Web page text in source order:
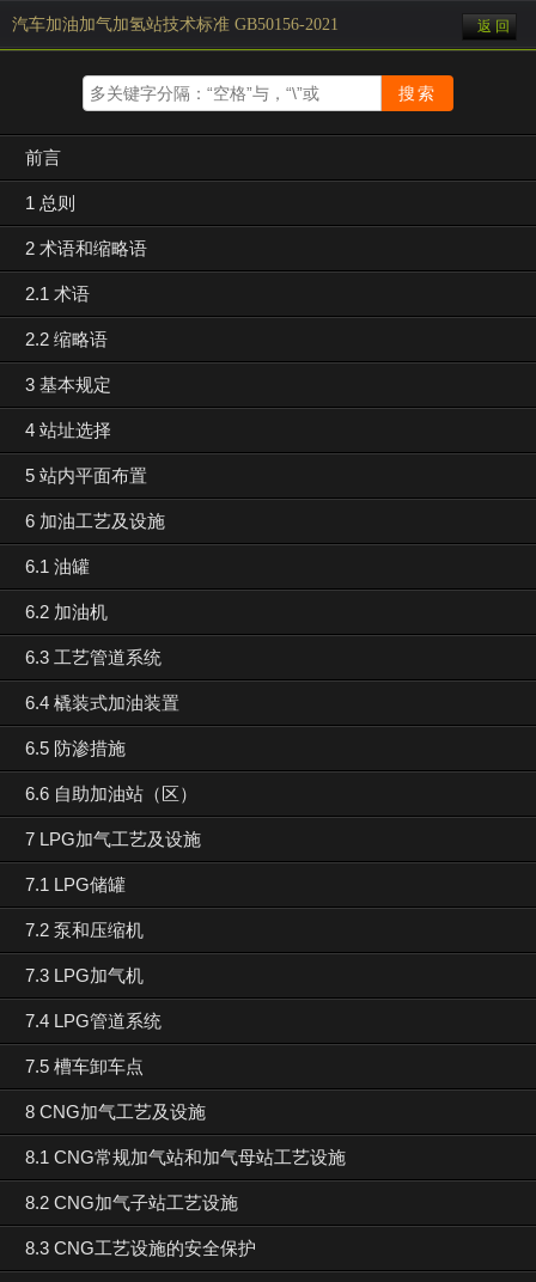
汽车加油加气加氢站技术标准 GB50156-2021 返 回
前言
1 总则
2 术语和缩略语
2.1 术语
2.2 缩略语
3 基本规定
4 站址选择
5 站内平面布置
6 加油工艺及设施
6.1 油罐
6.2 加油机
6.3 工艺管道系统
6.4 橇装式加油装置
6.5 防渗措施
6.6 自助加油站（区）
7 LPG加气工艺及设施
7.1 LPG储罐
7.2 泵和压缩机
7.3 LPG加气机
7.4 LPG管道系统
7.5 槽车卸车点
8 CNG加气工艺及设施
8.1 CNG常规加气站和加气母站工艺设施
8.2 CNG加气子站工艺设施
8.3 CNG工艺设施的安全保护